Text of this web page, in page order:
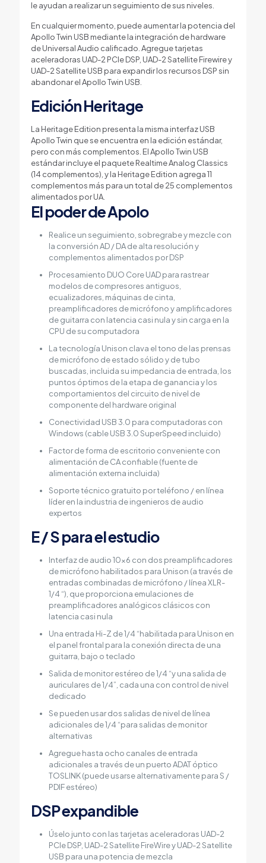
le ayudan a realizar un seguimiento de sus niveles.
En cualquier momento, puede aumentar la potencia del
Apollo Twin USB mediante la integración de hardware
de Universal Audio calificado. Agregue tarjetas
aceleradoras UAD-2 PCIe DSP, UAD-2 Satellite Firewire y
UAD-2 Satellite USB para expandir los recursos DSP sin
abandonar el Apollo Twin USB.
Edición Heritage
La Heritage Edition presenta la misma interfaz USB
Apollo Twin que se encuentra en la edición estándar,
pero con más complementos. El Apollo Twin USB
estándar incluye el paquete Realtime Analog Classics
(14 complementos), y la Heritage Edition agrega 11
complementos más para un total de 25 complementos
alimentados por UA.
El poder de Apolo
Realice un seguimiento, sobregrabe y mezcle con
la conversión AD / DA de alta resolución y
complementos alimentados por DSP
Procesamiento DUO Core UAD para rastrear
modelos de compresores antiguos,
ecualizadores, máquinas de cinta,
preamplificadores de micrófono y amplificadores
de guitarra con latencia casi nula y sin carga en la
CPU de su computadora
La tecnología Unison clava el tono de las prensas
de micrófono de estado sólido y de tubo
buscadas, incluida su impedancia de entrada, los
puntos óptimos de la etapa de ganancia y los
comportamientos del circuito de nivel de
componente del hardware original
Conectividad USB 3.0 para computadoras con
Windows (cable USB 3.0 SuperSpeed ​​incluido)
Factor de forma de escritorio conveniente con
alimentación de CA confiable (fuente de
alimentación externa incluida)
Soporte técnico gratuito por teléfono / en línea
líder en la industria de ingenieros de audio
expertos
E / S para el estudio
Interfaz de audio 10×6 con dos preamplificadores
de micrófono habilitados para Unison (a través de
entradas combinadas de micrófono / línea XLR-
1/4 “), que proporciona emulaciones de
preamplificadores analógicos clásicos con
latencia casi nula
Una entrada Hi-Z de 1/4 “habilitada para Unison en
el panel frontal para la conexión directa de una
guitarra, bajo o teclado
Salida de monitor estéreo de 1/4 “y una salida de
auriculares de 1/4”, cada una con control de nivel
dedicado
Se pueden usar dos salidas de nivel de línea
adicionales de 1/4 “para salidas de monitor
alternativas
Agregue hasta ocho canales de entrada
adicionales a través de un puerto ADAT óptico
TOSLINK (puede usarse alternativamente para S /
PDIF estéreo)
DSP expandible
Úselo junto con las tarjetas aceleradoras UAD-2
PCIe DSP, UAD-2 Satellite FireWire y UAD-2 Satellite
USB para una potencia de mezcla